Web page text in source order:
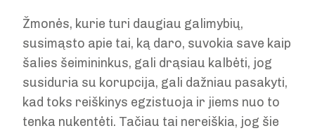
Žmonės, kurie turi daugiau galimybių,
susimąsto apie tai, ką daro, suvokia save kaip
šalies šeimininkus, gali drąsiau kalbėti, jog
susiduria su korupcija, gali dažniau pasakyti,
kad toks reiškinys egzistuoja ir jiems nuo to
tenka nukentėti. Tačiau tai nereiškia, jog šie